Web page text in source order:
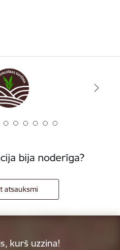
bija noderīga?
atsauksmi
kurš uzzina!